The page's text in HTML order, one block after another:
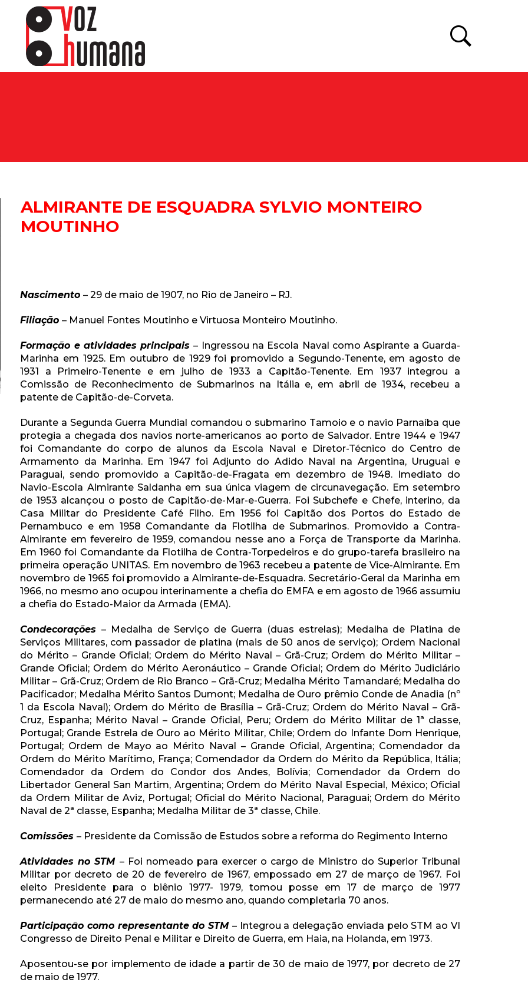
ALMIRANTE DE ESQUADRA SYLVIO MONTEIRO
MOUTINHO
Nascimento– 29 de maio de 1907, no Rio de Janeiro – RJ.
Filiação– Manuel Fontes Moutinho e Virtuosa Monteiro Moutinho.
Formação e atividades principais– Ingressou na Escola Naval como Aspirante a Guarda-
Marinha em 1925. Em outubro de 1929 foi promovido a Segundo-Tenente, em agosto de
1931 a Primeiro-Tenente e em julho de 1933 a Capitão-Tenente. Em 1937 integrou a
Comissão de Reconhecimento de Submarinos na Itália e, em abril de 1934, recebeu a
patente de Capitão-de-Corveta.
Durante a Segunda Guerra Mundial comandou o submarino Tamoio e o navio Parnaíba que
protegia a chegada dos navios norte-americanos ao porto de Salvador. Entre 1944 e 1947
foi Comandante do corpo de alunos da Escola Naval e Diretor-Técnico do Centro de
Armamento da Marinha. Em 1947 foi Adjunto do Adido Naval na Argentina, Uruguai e
Paraguai, sendo promovido a Capitão-de-Fragata em dezembro de 1948. Imediato do
Navio-Escola Almirante Saldanha em sua única viagem de circunavegação. Em setembro
de 1953 alcançou o posto de Capitão-de-Mar-e-Guerra. Foi Subchefe e Chefe, interino, da
Casa Militar do Presidente Café Filho. Em 1956 foi Capitão dos Portos do Estado de
Pernambuco e em 1958 Comandante da Flotilha de Submarinos. Promovido a Contra-
Almirante em fevereiro de 1959, comandou nesse ano a Força de Transporte da Marinha.
Em 1960 foi Comandante da Flotilha de Contra-Torpedeiros e do grupo-tarefa brasileiro na
primeira operação UNITAS. Em novembro de 1963 recebeu a patente de Vice-Almirante. Em
novembro de 1965 foi promovido a Almirante-de-Esquadra. Secretário-Geral da Marinha em
1966, no mesmo ano ocupou interinamente a chefia do EMFA e em agosto de 1966 assumiu
a chefia do Estado-Maior da Armada (EMA).
Condecorações– Medalha de Serviço de Guerra (duas estrelas); Medalha de Platina de
Serviços Militares, com passador de platina (mais de 50 anos de serviço); Ordem Nacional
do Mérito – Grande Oficial; Ordem do Mérito Naval – Grã-Cruz; Ordem do Mérito Militar –
Grande Oficial; Ordem do Mérito Aeronáutico – Grande Oficial; Ordem do Mérito Judiciário
Militar – Grã-Cruz; Ordem de Rio Branco – Grã-Cruz; Medalha Mérito Tamandaré; Medalha do
Pacificador; Medalha Mérito Santos Dumont; Medalha de Ouro prêmio Conde de Anadia (nº
1 da Escola Naval); Ordem do Mérito de Brasília – Grã-Cruz; Ordem do Mérito Naval – Grã-
Cruz, Espanha; Mérito Naval – Grande Oficial, Peru; Ordem do Mérito Militar de 1ª classe,
Portugal; Grande Estrela de Ouro ao Mérito Militar, Chile; Ordem do Infante Dom Henrique,
Portugal; Ordem de Mayo ao Mérito Naval – Grande Oficial, Argentina; Comendador da
Ordem do Mérito Marítimo, França; Comendador da Ordem do Mérito da República, Itália;
Comendador da Ordem do Condor dos Andes, Bolívia; Comendador da Ordem do
Libertador General San Martim, Argentina; Ordem do Mérito Naval Especial, México; Oficial
da Ordem Militar de Aviz, Portugal; Oficial do Mérito Nacional, Paraguai; Ordem do Mérito
Naval de 2ª classe, Espanha; Medalha Militar de 3ª classe, Chile.
Comissões– Presidente da Comissão de Estudos sobre a reforma do Regimento Interno
Atividades no STM – Foi nomeado para exercer o cargo de Ministro do Superior Tribunal
Militar por decreto de 20 de fevereiro de 1967, empossado em 27 de março de 1967. Foi
eleito Presidente para o biênio 1977- 1979, tomou posse em 17 de março de 1977
permanecendo até 27 de maio do mesmo ano, quando completaria 70 anos.
Participação como representante do STM – Integrou a delegação enviada pelo STM ao VI
Congresso de Direito Penal e Militar e Direito de Guerra, em Haia, na Holanda, em 1973.
Aposentou-se por implemento de idade a partir de 30 de maio de 1977, por decreto de 27
de maio de 1977.
e receba os conteúdos no seu e-mail.
CADASTRAR